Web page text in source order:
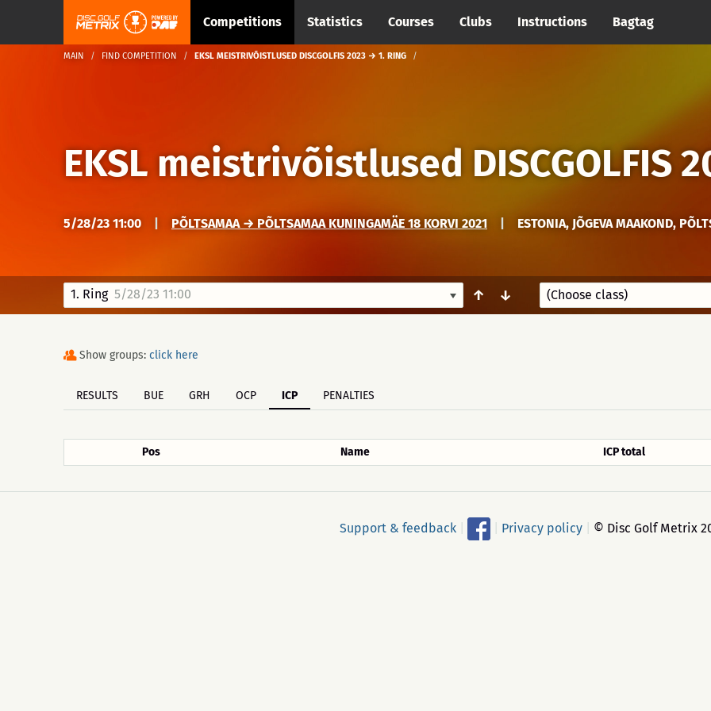
Competitions Statistics Courses Clubs Instructions Bagtag
MAIN FIND COMPETITION EKSL MEISTRIVÕISTLUSED DISCGOLFIS 2023 → 1. RING
EKSL meistrivõistlused DISCGOLFIS
5/28/23 11:00 PÕLTSAMAA → PÕLTSAMAA KUNINGAMÄE 18 KORVI 2021 ESTONIA, JÕGEVA MAAKOND,
1. Ring5/28/23 11:00 ↑ ↓
Show groups: click here
RESULTS BUE GRH OCP ICP PENALTIES
Pos Name ICP total
Support & feedback Privacy policy © Disc Golf Metrix